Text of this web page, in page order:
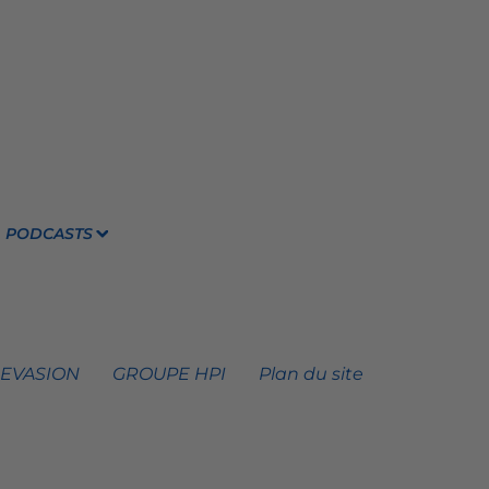
PODCASTS
GROUPE HPI Plan du site